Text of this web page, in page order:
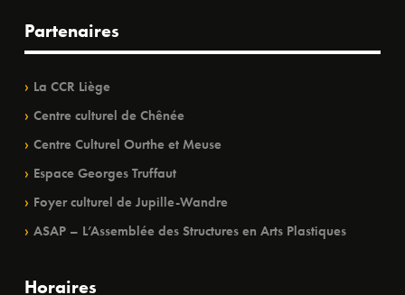
Partenaires
La CCR Liège
Centre culturel de Chênée
Centre Culturel Ourthe et Meuse
Espace Georges Truffaut
Foyer culturel de Jupille-Wandre
ASAP – L’Assemblée des Structures en Arts Plastiques
Horaires